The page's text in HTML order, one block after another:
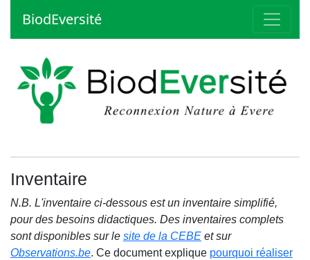
BiodEversité
Inventaire
N.B. L'inventaire ci-dessous est un inventaire simplifié,
pour des besoins didactiques. Des inventaires complets
sont disponibles sur le site de la CEBE et sur
Observations.be. Ce document explique pourquoi réaliser